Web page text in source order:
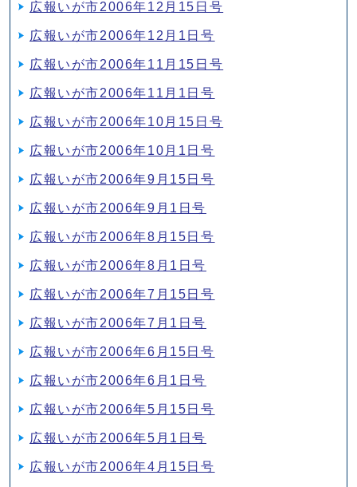
広報いが市2006年12月15日号
広報いが市2006年12月1日号
広報いが市2006年11月15日号
広報いが市2006年11月1日号
広報いが市2006年10月15日号
広報いが市2006年10月1日号
広報いが市2006年9月15日号
広報いが市2006年9月1日号
広報いが市2006年8月15日号
広報いが市2006年8月1日号
広報いが市2006年7月15日号
広報いが市2006年7月1日号
広報いが市2006年6月15日号
広報いが市2006年6月1日号
広報いが市2006年5月15日号
広報いが市2006年5月1日号
広報いが市2006年4月15日号